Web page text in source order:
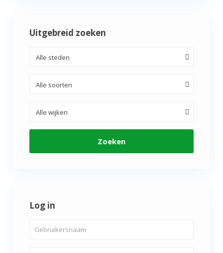
Uitgebreid zoeken
Alle steden
Alle soorten
Alle wijken
Zoeken
Log in